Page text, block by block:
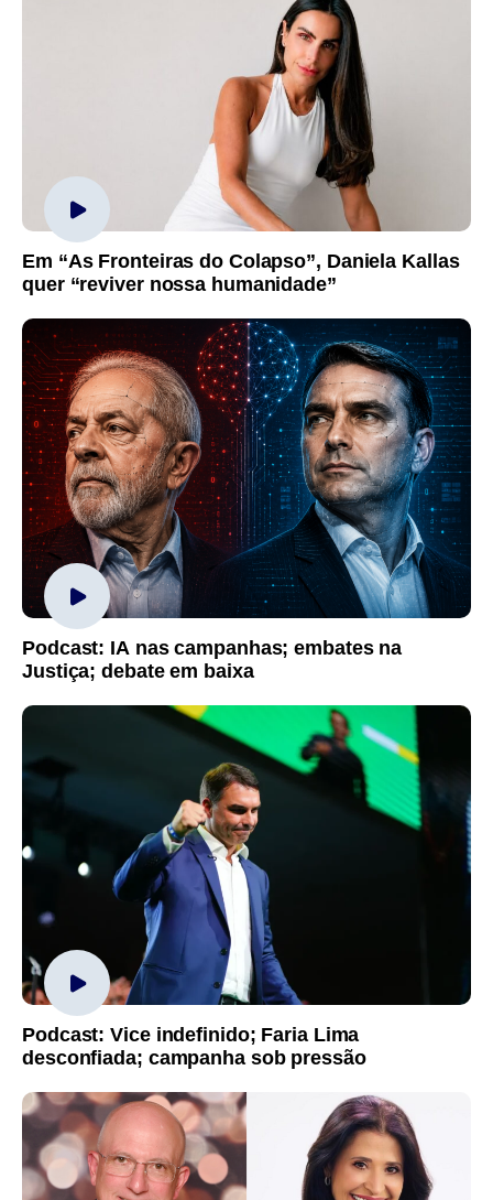
Em “As Fronteiras do Colapso”, Daniela Kallas
quer “reviver nossa humanidade”
Podcast: IA nas campanhas; embates na
Justiça; debate em baixa
Podcast: Vice indefinido; Faria Lima
desconfiada; campanha sob pressão